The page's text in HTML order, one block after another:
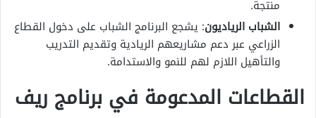
منتجة.
الشباب الرياديون: يشجع البرنامج الشباب على دخول القطاع
الزراعي عبر دعم مشاريعهم الريادية وتقديم التدريب
والتأهيل اللازم لهم للنمو والاستدامة.
القطاعات المدعومة في برنامج ريف